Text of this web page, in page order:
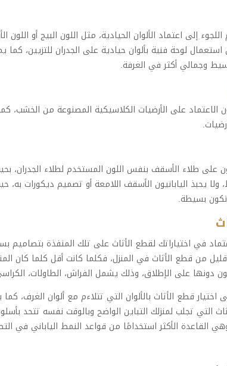
إلى اعتماد الألوان الحيادية، مثل اللون البيج أو
لوحة فنية بألوان حيادية على الجدران للتزيين،
وجمالي أكثر في الغرفة.
الاعتماد على الأرضيات الكلاسيكية المصنوعة من الخشب،
على طلاء الأسقف بنفس اللون المستخدم لطلاء
يحبذ اليابانيون الأسقف اللامعة أو تصميم ديكورات به،
بسيطة.
في اختياراتك لقطع الأثاث على تلك المنفذة
من قطع الأثاث في المنزل، فكلما كانت أقل كلما كان
دونها على الإطلاق، وذلك يشمل الفراش، الطاولات،
قطع الأثاث بالألوان التي تتلاءم مع ألوان
التي تجلب لمنزلك التباين الواضح وبالوقت نفسه تتحد
القاعدة الأكثر استخدامًا من قواعد النمط الياباني في